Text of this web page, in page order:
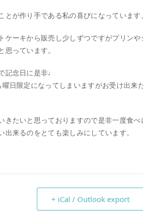
が作り手である私の喜びになっています。
ケーキから販売し少しずつですがプリンや
っています。
記念日に是非♩
日限定になってしまいますがお受け出来
きたいと思っておりますので是非一度食べ
来るのをとても楽しみにしています。
+ iCal / Outlook export